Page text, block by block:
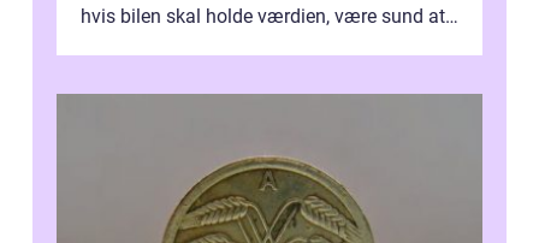
hvis bilen skal holde værdien, være sund at